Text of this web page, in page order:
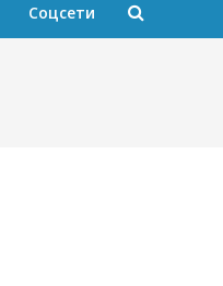
Соцсети